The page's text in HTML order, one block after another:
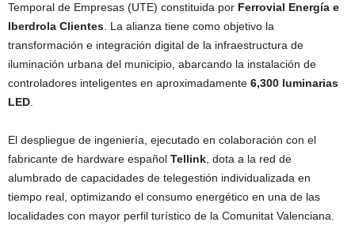
Temporal de Empresas (UTE) constituida por Ferrovial Energía e
Iberdrola Clientes. La alianza tiene como objetivo la
transformación e integración digital de la infraestructura de
iluminación urbana del municipio, abarcando la instalación de
controladores inteligentes en aproximadamente 6,300 luminarias
LED.
El despliegue de ingeniería, ejecutado en colaboración con el
fabricante de hardware español Tellink, dota a la red de
alumbrado de capacidades de telegestión individualizada en
tiempo real, optimizando el consumo energético en una de las
localidades con mayor perfil turístico de la Comunitat Valenciana.